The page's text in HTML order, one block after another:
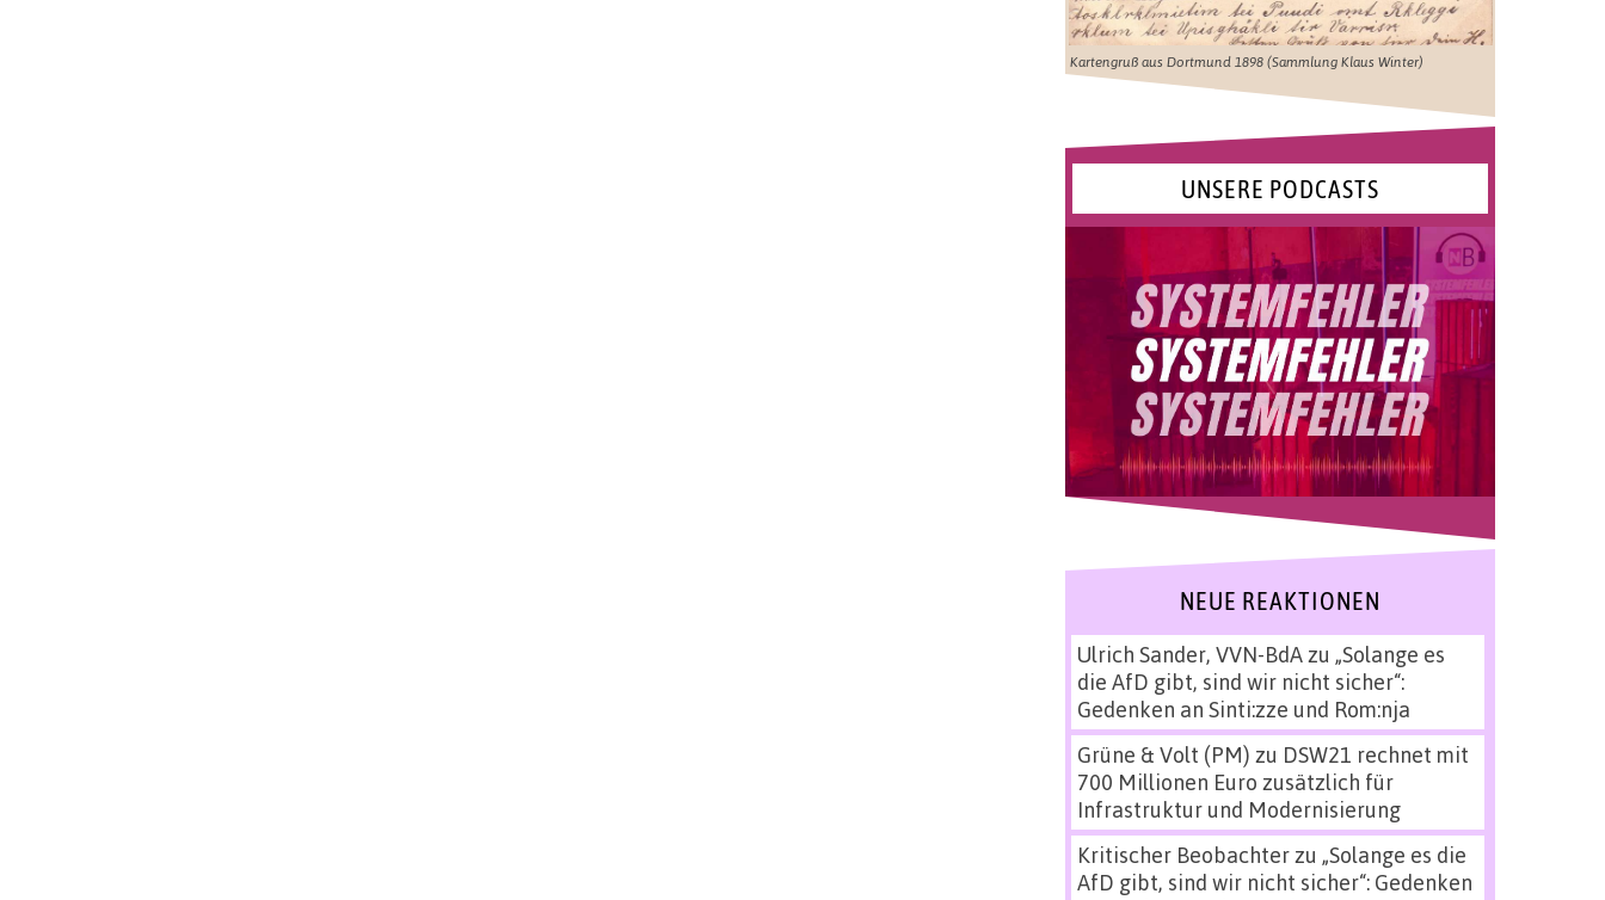
Kartengruß aus Dortmund 1898 (Sammlung Klaus Winter)
UNSERE PODCASTS
NEUE REAKTIONEN
Ulrich Sander, VVN-BdAzu „Solange es
die AfD gibt, sind wir nicht sicher“:
Gedenken an Sinti:zze und Rom:nja
Grüne & Volt (PM) zu DSW21 rechnet mit
700 Millionen Euro zusätzlich für
Infrastruktur und Modernisierung
Kritischer Beobachterzu „Solange es die
AfD gibt, sind wir nicht sicher“: Gedenken